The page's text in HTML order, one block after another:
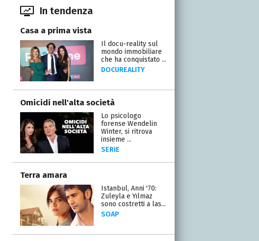
In tendenza
Casa a prima vista
Il docu-reality sul
mondo immobiliare
che ha conquistato ...
DOCUREALITY
Omicidi nell'alta società
Lo psicologo
forense Wendelin
Winter, si ritrova
insieme ...
SERIE
Terra amara
Istanbul, Anni '70:
Zuleyla e Yılmaz
sono costretti a las...
SOAP